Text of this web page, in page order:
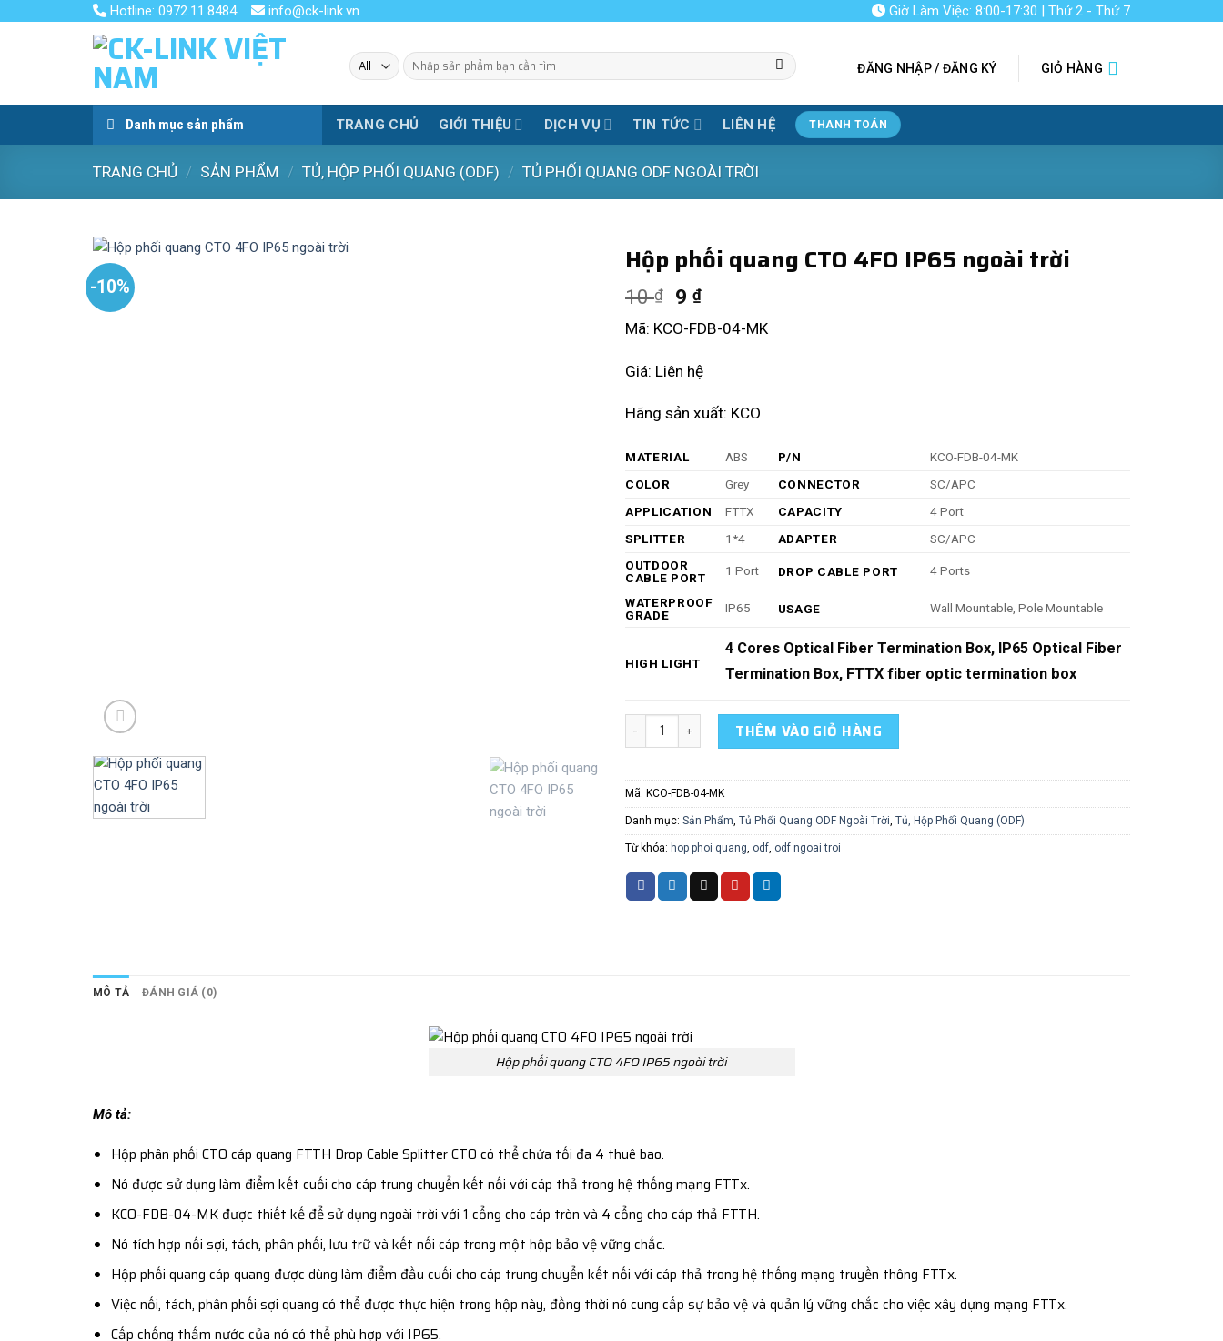
Hotline: 0972.11.8484 info@ck-link.vn Giờ Làm Việc: 8:00-17:30 | Thứ 2 - Thứ 7
Tìm
kiếm:
ĐĂNG NHẬP / ĐĂNG KÝ GIỎ HÀNG
Danh mục sản phẩm TRANG CHỦ GIỚI THIỆU DỊCH VỤ TIN TỨC LIÊN HỆ THANH TOÁN
TRANG CHỦ / SẢN PHẨM / TỦ, HỘP PHỐI QUANG (ODF) / TỦ PHỐI QUANG ODF NGOÀI TRỜI
-10%
Hộp phối quang CTO 4FO IP65 ngoài trời
10₫ 9 ₫
Mã: KCO-FDB-04-MK
Giá: Liên hệ
Hãng sản xuất: KCO
MATERIAL ABS P/N
KCO-FDB-04-MK
COLOR
Grey CONNECTOR
SC/APC
APPLICATION
FTTX CAPACITY
4 Port
SPLITTER
1*4 ADAPTER
SC/APC
OUTDOOR
CABLE PORT
1 Port DROP CABLE PORT 4 Ports
WATERPROOF
GRADE
IP65 USAGE Wall Mountable, Pole Mountable
HIGH LIGHT
4 Cores Optical Fiber Termination Box, IP65 Optical Fiber
Termination Box, FTTX fiber optic termination box
Hộp phối quang CTO 4FO IP65 ngoài trời số lượng
THÊM VÀO GIỎ HÀNG
Mã: KCO-FDB-04-MK
Danh mục: Sản Phẩm, Tủ Phối Quang ODF Ngoài Trời, Tủ, Hộp Phối Quang (ODF)
Từ khóa: hop phoi quang, odf, odf ngoai troi
MÔ TẢ ĐÁNH GIÁ (0)
Hộp phối quang CTO 4FO IP65 ngoài trời
Mô tả:
Hộp phân phối CTO cáp quang FTTH Drop Cable Splitter CTO có thể chứa tối đa 4 thuê bao.
Nó được sử dụng làm điểm kết cuối cho cáp trung chuyển kết nối với cáp thả trong hệ thống mạng FTTx.
KCO-FDB-04-MK được thiết kế để sử dụng ngoài trời với 1 cổng cho cáp tròn và 4 cổng cho cáp thả FTTH.
Nó tích hợp nối sợi, tách, phân phối, lưu trữ và kết nối cáp trong một hộp bảo vệ vững chắc.
Hộp phối quang cáp quang được dùng làm điểm đầu cuối cho cáp trung chuyển kết nối với cáp thả trong hệ thống mạng truyền thông FTTx.
Việc nối, tách, phân phối sợi quang có thể được thực hiện trong hộp này, đồng thời nó cung cấp sự bảo vệ và quản lý vững chắc cho việc xây dựng mạng FTTx.
Cấp chống thấm nước của nó có thể phù hợp với IP65.